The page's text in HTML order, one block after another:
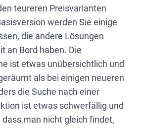
teureren Preisvarianten
werden Sie einige
die andere Lösungen
an Bord haben. Die
ist etwas unübersichtlich und
als bei einigen neueren
die Suche nach einer
ist etwas schwerfällig und
dass man nicht gleich findet,